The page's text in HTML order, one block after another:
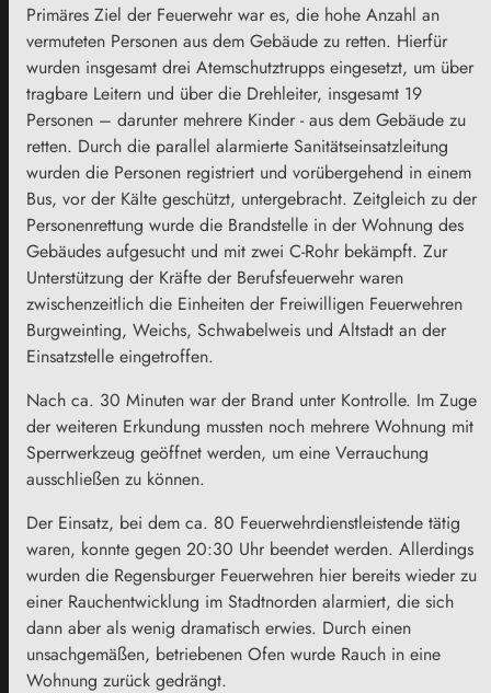
Primäres Ziel der Feuerwehr war es, die hohe Anzahl an
vermuteten Personen aus dem Gebäude zu retten. Hierfür
wurden insgesamt drei Atemschutztrupps eingesetzt, um über
tragbare Leitern und über die Drehleiter, insgesamt 19
Personen – darunter mehrere Kinder - aus dem Gebäude zu
retten. Durch die parallel alarmierte Sanitätseinsatzleitung
wurden die Personen registriert und vorübergehend in einem
Bus, vor der Kälte geschützt, untergebracht. Zeitgleich zu der
Personenrettung wurde die Brandstelle in der Wohnung des
Gebäudes aufgesucht und mit zwei C-Rohr bekämpft. Zur
Unterstützung der Kräfte der Berufsfeuerwehr waren
zwischenzeitlich die Einheiten der Freiwilligen Feuerwehren
Burgweinting, Weichs, Schwabelweis und Altstadt an der
Einsatzstelle eingetroffen.
Nach ca. 30 Minuten war der Brand unter Kontrolle. Im Zuge
der weiteren Erkundung mussten noch mehrere Wohnung mit
Sperrwerkzeug geöffnet werden, um eine Verrauchung
ausschließen zu können.
Der Einsatz, bei dem ca. 80 Feuerwehrdienstleistende tätig
waren, konnte gegen 20:30 Uhr beendet werden. Allerdings
wurden die Regensburger Feuerwehren hier bereits wieder zu
einer Rauchentwicklung im Stadtnorden alarmiert, die sich
dann aber als wenig dramatisch erwies. Durch einen
unsachgemäßen, betriebenen Ofen wurde Rauch in eine
Wohnung zurück gedrängt.